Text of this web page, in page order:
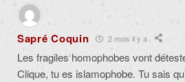
Sapré Coquin 2 mois il y a
Les fragiles homophobes vont
Clique, tu es islamophobe. Tu sais